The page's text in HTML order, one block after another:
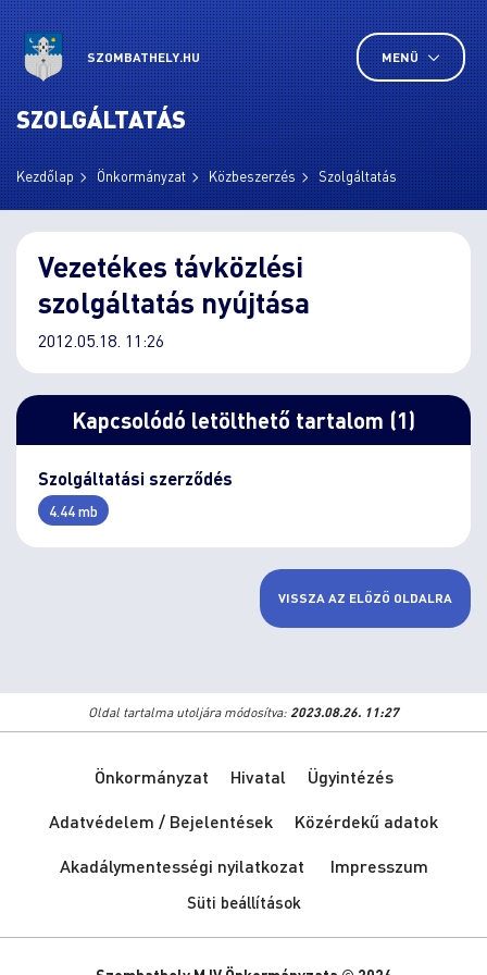
SZOMBATHELY.HU MENÜ
SZOLGÁLTATÁS
Kezdőlap Önkormányzat Közbeszerzés Szolgáltatás
Vezetékes távközlési
szolgáltatás nyújtása
2012.05.18. 11:26
Kapcsolódó letölthető tartalom (1)
Szolgáltatási szerződés
4.44 mb
VISSZA AZ ELŐZŐ OLDALRA
Oldal tartalma utoljára módosítva: 2023.08.26. 11:27
Önkormányzat Hivatal
Ügyintézés
Adatvédelem / Bejelentések
Közérdekű adatok
Akadálymentességi nyilatkozat
Impresszum
Süti beállítások